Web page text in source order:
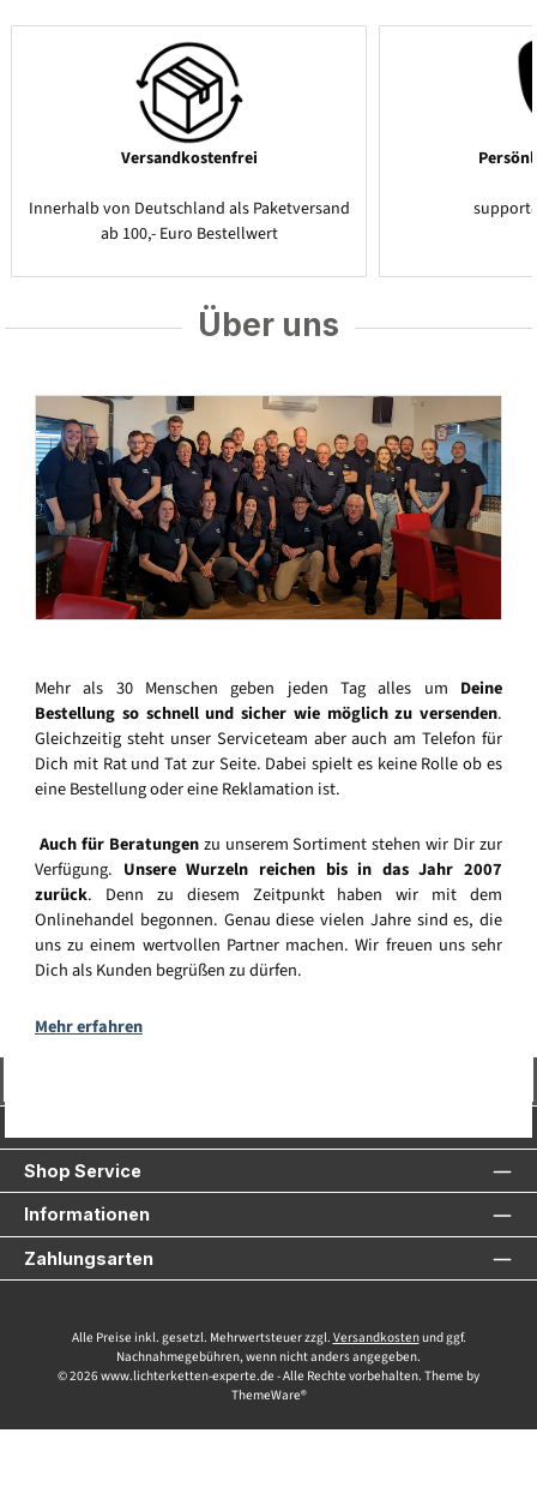
Versandkostenfrei
Innerhalb von Deutschland als Paketversand
ab 100,- Euro Bestellwert
Über uns
Mehr als 30 Menschen geben jeden Tag alles um Deine
Bestellung so schnell und sicher wie möglich zu versenden.
Gleichzeitig steht unser Serviceteam aber auch am Telefon für
Dich mit Rat und Tat zur Seite. Dabei spielt es keine Rolle ob es
eine Bestellung oder eine Reklamation ist.
Auch für Beratungenzu unserem Sortiment stehen wir Dir zur
Verfügung. Unsere Wurzeln reichen bis in das Jahr 2007
zurück. Denn zu diesem Zeitpunkt haben wir mit dem
Onlinehandel begonnen. Genau diese vielen Jahre sind es, die
uns zu einem wertvollen Partner machen. Wir freuen uns sehr
Dich als Kunden begrüßen zu dürfen.
Mehr erfahren
Shop Service
Informationen
Zahlungsarten
Alle Preise inkl. gesetzl. Mehrwertsteuer zzgl. Versandkostenund ggf.
Nachnahmegebühren, wenn nicht anders angegeben.
© 2026 www.lichterketten-experte.de - Alle Rechte vorbehalten. Theme by
ThemeWare®